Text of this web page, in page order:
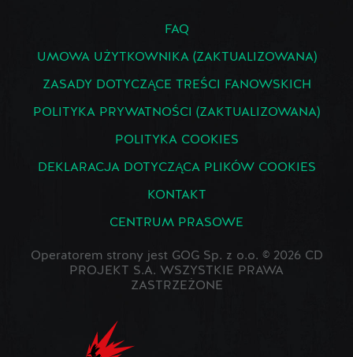
FAQ
UMOWA UŻYTKOWNIKA (ZAKTUALIZOWANA)
ZASADY DOTYCZĄCE TREŚCI FANOWSKICH
POLITYKA PRYWATNOŚCI (ZAKTUALIZOWANA)
POLITYKA COOKIES
DEKLARACJA DOTYCZĄCA PLIKÓW COOKIES
KONTAKT
CENTRUM PRASOWE
Operatorem strony jest GOG Sp. z o.o. © 2026 CD
PROJEKT S.A. WSZYSTKIE PRAWA
ZASTRZEŻONE